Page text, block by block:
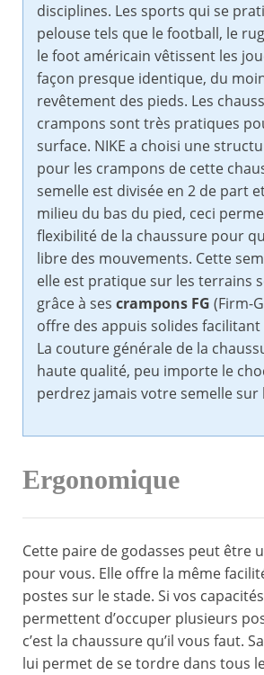
disciplines. Les sports qui se
pelouse tels que le football, le
le foot américain vêtissent les
façon presque identique, du
revêtement des pieds. Les
crampons sont très pratiques
surface. NIKE a choisi une
pour les crampons de cette
semelle est divisée en 2 de part
milieu du bas du pied, ceci
flexibilité de la chaussure pour
libre des mouvements. Cette
elle est pratique sur les terrains
grâce à ses crampons FG (Firm-
offre des appuis solides facilitant
La couture générale de la
haute qualité, peu importe le
perdrez jamais votre semelle sur
Ergonomique
Cette paire de godasses peut être
pour vous. Elle offre la même
postes sur le stade. Si vos
permettent d’occuper plusieurs
c’est la chaussure qu’il vous faut.
lui permet de se tordre dans tous